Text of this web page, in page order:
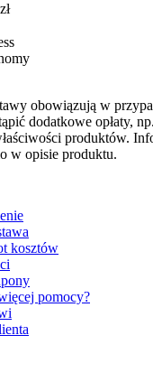
obowiązują w
dodatkowe opłaty,
produktów.
w opisie produktu.
kosztów
pomocy?